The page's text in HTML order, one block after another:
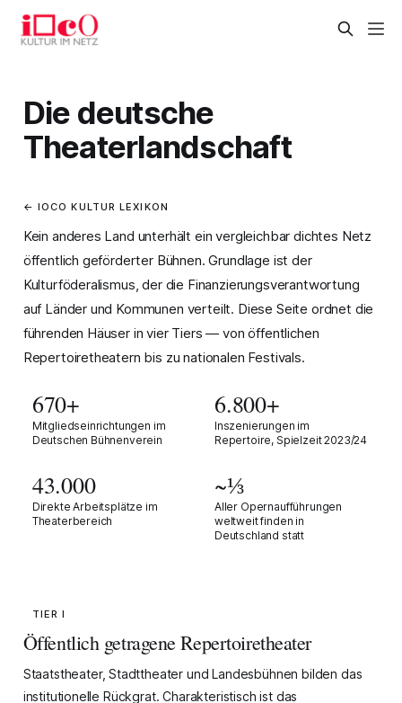
Die deutsche
Theaterlandschaft
← IOCO KULTUR LEXIKON
Kein anderes Land unterhält ein vergleichbar dichtes Netz
öffentlich geförderter Bühnen. Grundlage ist der
Kulturföderalismus , der die Finanzierungsverantwortung
auf Länder und Kommunen verteilt. Diese Seite ordnet die
führenden Häuser in vier Tiers — von öffentlichen
Repertoiretheatern bis zu nationalen Festivals.
670+
Mitgliedseinrichtungen im
Deutschen Bühnenverein
6.800+
Inszenierungen im
Repertoire, Spielzeit 2023/24
43.000
Direkte Arbeitsplätze im
Theaterbereich
~⅓
Aller Opernaufführungen
weltweit finden in
Deutschland statt
TIER I
Öffentlich getragene Repertoiretheater
Staatstheater,Stadttheater undLandesbühnen bilden das
institutionelle Rückgrat. Charakteristisch ist das